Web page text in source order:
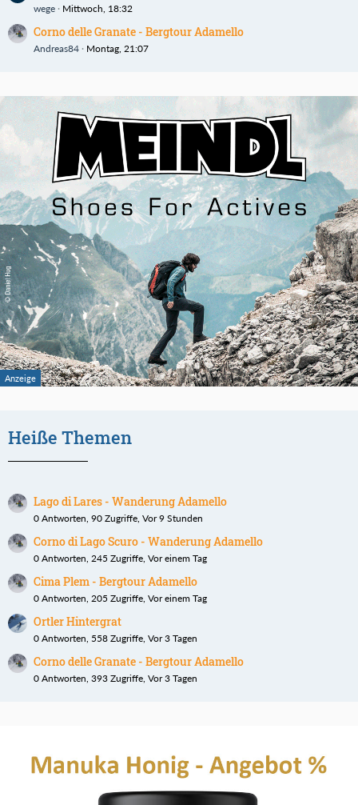
wege Mittwoch, 18:32
Corno delle Granate - Bergtour Adamello
Andreas84 Montag, 21:07
Heiße Themen
Lago di Lares - Wanderung Adamello
0 Antworten, 90 Zugriffe, Vor 9 Stunden
Corno di Lago Scuro - Wanderung Adamello
0 Antworten, 245 Zugriffe, Vor einem Tag
Cima Plem - Bergtour Adamello
0 Antworten, 205 Zugriffe, Vor einem Tag
Ortler Hintergrat
0 Antworten, 558 Zugriffe, Vor 3 Tagen
Corno delle Granate - Bergtour Adamello
0 Antworten, 393 Zugriffe, Vor 3 Tagen